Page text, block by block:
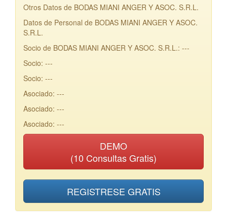
Otros Datos de BODAS MIANI ANGER Y ASOC. S.R.L.
Datos de Personal de BODAS MIANI ANGER Y ASOC.
S.R.L.
Socio de BODAS MIANI ANGER Y ASOC. S.R.L.: ---
Socio: ---
Socio: ---
Asociado: ---
Asociado: ---
Asociado: ---
DEMO
(10 Consultas Gratis)
REGISTRESE GRATIS